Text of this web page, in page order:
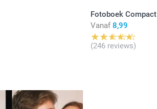
Fotoboek Compact
Vanaf 8,99
(246 reviews)